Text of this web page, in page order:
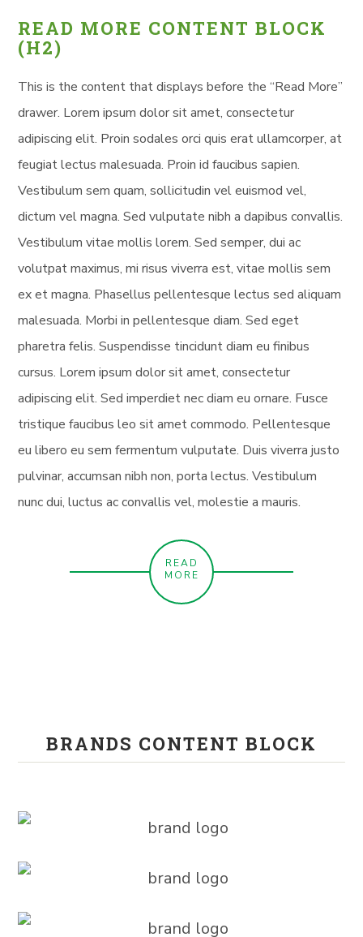
READ MORE CONTENT BLOCK
(H2)
This is the content that displays before the “Read More”
drawer. Lorem ipsum dolor sit amet, consectetur
adipiscing elit. Proin sodales orci quis erat ullamcorper, at
feugiat lectus malesuada. Proin id faucibus sapien.
Vestibulum sem quam, sollicitudin vel euismod vel,
dictum vel magna. Sed vulputate nibh a dapibus convallis.
Vestibulum vitae mollis lorem. Sed semper, dui ac
volutpat maximus, mi risus viverra est, vitae mollis sem
ex et magna. Phasellus pellentesque lectus sed aliquam
malesuada. Morbi in pellentesque diam. Sed eget
pharetra felis. Suspendisse tincidunt diam eu finibus
cursus. Lorem ipsum dolor sit amet, consectetur
adipiscing elit. Sed imperdiet nec diam eu ornare. Fusce
tristique faucibus leo sit amet commodo. Pellentesque
eu libero eu sem fermentum vulputate. Duis viverra justo
pulvinar, accumsan nibh non, porta lectus. Vestibulum
nunc dui, luctus ac convallis vel, molestie a mauris.
READ
MORE
BRANDS CONTENT BLOCK